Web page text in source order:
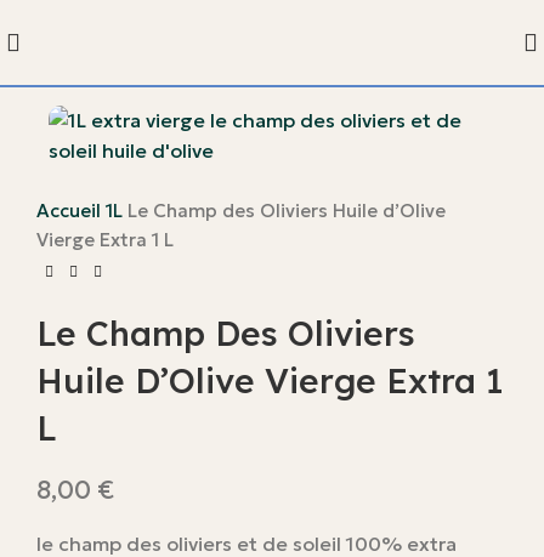
Accueil 1L Le Champ des Oliviers Huile d’Olive
Vierge Extra 1 L
Le Champ Des Oliviers
Huile D’Olive Vierge Extra 1
L
€
le champ des oliviers et de soleil 100% extra